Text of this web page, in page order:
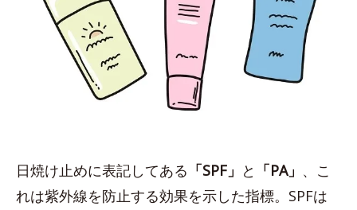
日焼け止めに表記してある 「SPF」 と 「PA」 、こ
れは紫外線を防止する効果を示した指標。SPFは